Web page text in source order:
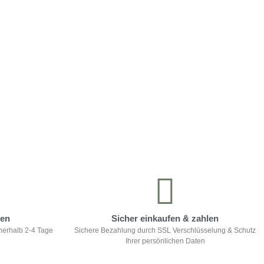
2-4 Tage
Sicher einkaufen & zahlen
Sichere Bezahlung durch SSL Verschlüsselung & Schutz
Ihrer persönlichen Daten